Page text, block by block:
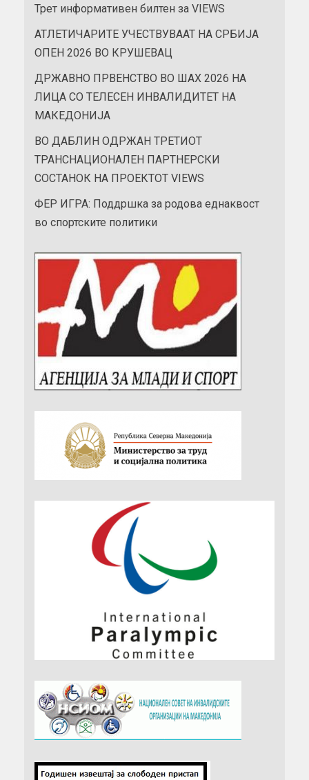
Трет информативен билтен за VIEWS
АТЛЕТИЧАРИТЕ УЧЕСТВУВААТ НА СРБИЈА
ОПЕН 2026 ВО КРУШЕВАЦ
ДРЖАВНО ПРВЕНСТВО ВО ШАХ 2026 НА
ЛИЦА СО ТЕЛЕСЕН ИНВАЛИДИТЕТ НА
МАКЕДОНИЈА
ВО ДАБЛИН ОДРЖАН ТРЕТИОТ
ТРАНСНАЦИОНАЛЕН ПАРТНЕРСКИ
СОСТАНОК НА ПРОЕКТОТ VIEWS
ФЕР ИГРА: Поддршка за родова еднаквост
во спортските политики